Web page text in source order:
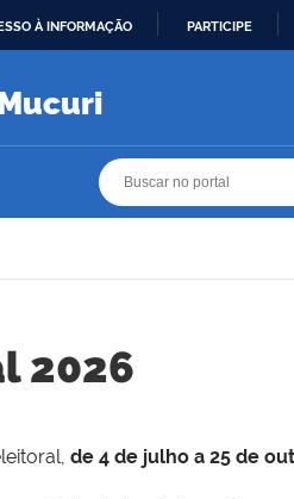
À INFORMAÇÃO PARTICIPE
2026
de 4 de julho a 25 de